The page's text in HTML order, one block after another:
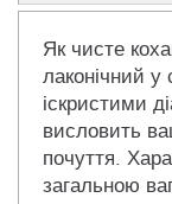
Як чисте
лаконічний у
іскристими
висловить
почуття.
загальною